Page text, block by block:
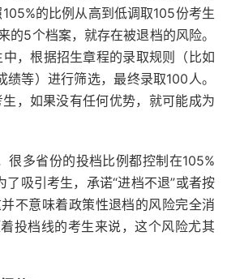
的比例从高到低调取105份考生
的5个档案，就存在被退档的风险。
，根据招生章程的录取规则（比如
等）进行筛选，最终录取100人。
，如果没有任何优势，就可能成为
很多省份的投档比例都控制在105%
了吸引考生，承诺“进档不退”或者按
不意味着政策性退档的风险完全消
投档线的考生来说，这个风险尤其